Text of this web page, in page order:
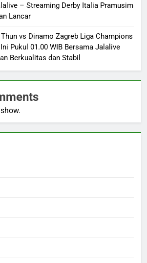
– Streaming Derby Italia Pramusim
Lancar
vs Dinamo Zagreb Liga Champions
Pukul 01.00 WIB Bersama Jalalive
Berkualitas dan Stabil